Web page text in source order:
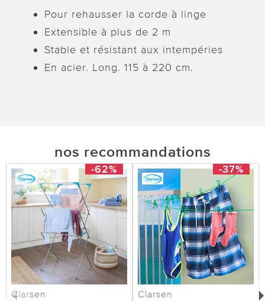
Pour rehausser la corde à linge
Extensible à plus de 2 m
Stable et résistant aux intempéries
En acier. Long. 115 à 220 cm.
nos recommandations
-62%
Clarsen
-37%
Clarsen